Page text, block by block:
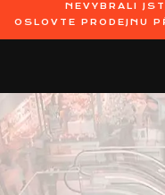
NEVYBRALI
OSLOVTE PRODEJNU